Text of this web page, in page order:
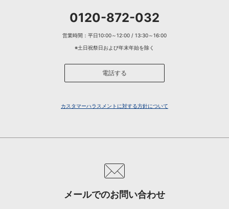
0120-872-032
営業時間：平日10:00～12:00 / 13:30～16:00
※土日祝祭日および年末年始を除く
電話する
カスタマーハラスメントに対する方針について
メールでのお問い合わせ